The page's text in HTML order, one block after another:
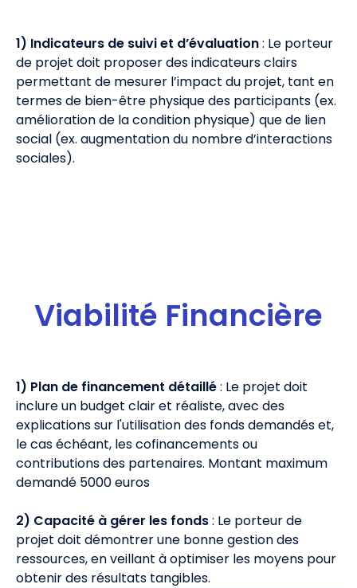
1) Indicateurs de suivi et d’évaluation: Le porteur
de projet doit proposer des indicateurs clairs
permettant de mesurer l’impact du projet, tant en
termes de bien-être physique des participants (ex.
amélioration de la condition physique) que de lien
social (ex. augmentation du nombre d’interactions
sociales).
Viabilité Financière
1) Plan de financement détaillé: Le projet doit
inclure un budget clair et réaliste, avec des
explications sur l'utilisation des fonds demandés et,
le cas échéant, les cofinancements ou
contributions des partenaires. Montant maximum
demandé 5000 euros
2) Capacité à gérer les fonds: Le porteur de
projet doit démontrer une bonne gestion des
ressources, en veillant à optimiser les moyens pour
obtenir des résultats tangibles.